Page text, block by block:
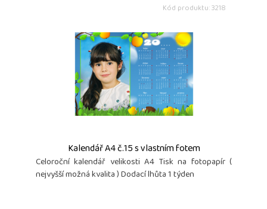
Kód produktu: 3218
Kalendář A4 č.15 s vlastním fotem
Celoroční kalendář velikosti A4 Tisk na fotopapír (
nejvyšší možná kvalita ) Dodací lhůta 1 týden